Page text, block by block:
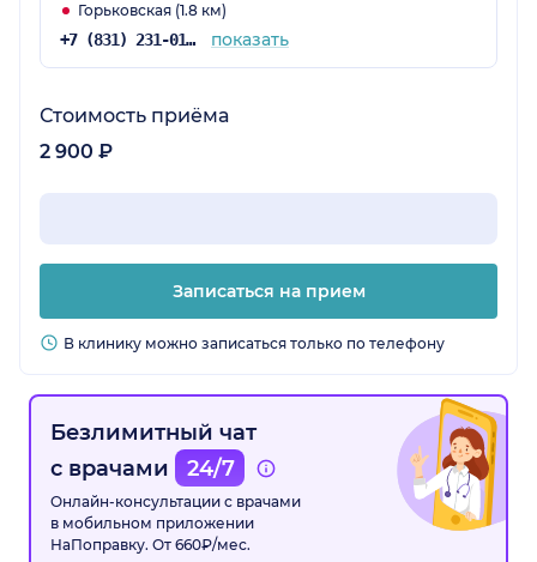
Горьковская (1.8 км)
+7 (831) 231-01-87 показать
Стоимость приёма
2 900 ₽
Записаться на прием
В клинику можно записаться только по телефону
Безлимитный чат
с врачами
24/7
Онлайн-консультации с врачами
в мобильном приложении
НаПоправку. От 660₽/мес.